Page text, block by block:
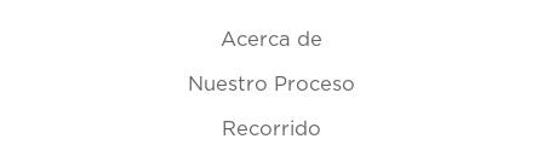
Acerca de
Nuestro Proceso
Recorrido